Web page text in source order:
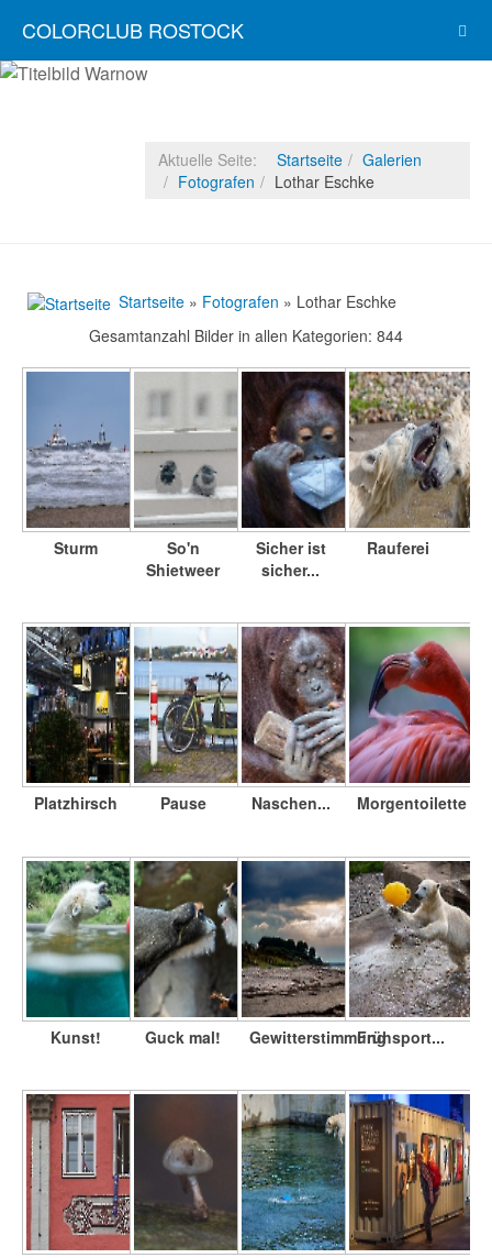
COLORCLUB ROSTOCK
Aktuelle Seite: Startseite
Galerien
Fotografen
Lothar Eschke
Startseite » Fotografen » Lothar Eschke
Gesamtanzahl Bilder in allen Kategorien: 844
Sturm
So'n
Shietweer
Sicher ist
sicher...
Rauferei
Platzhirsch Pause Naschen... Morgentoilette
Kunst! Guck mal! GewitterstimmungFrühsport...